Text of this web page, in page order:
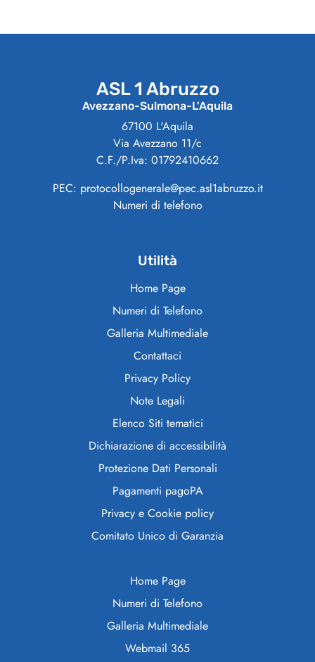
ASL 1 Abruzzo
Avezzano-Sulmona-L'Aquila
67100 L'Aquila
Via Avezzano 11/c
C.F./P.Iva: 01792410662
PEC: protocollogenerale@pec.asl1abruzzo.it
Numeri di telefono
Utilità
Home Page
Numeri di Telefono
Galleria Multimediale
Contattaci
Privacy Policy
Note Legali
Elenco Siti tematici
Dichiarazione di accessibilità
Protezione Dati Personali
Pagamenti pagoPA
Privacy e Cookie policy
Comitato Unico di Garanzia
Home Page
Numeri di Telefono
Galleria Multimediale
Webmail 365